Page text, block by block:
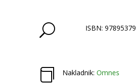
U ISBN:
 Nakladnik: Omnes